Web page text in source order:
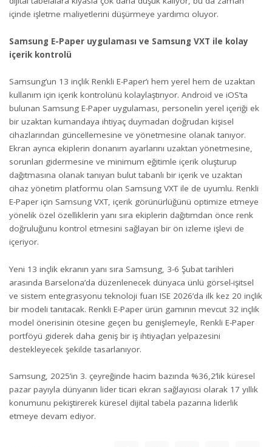
içinde işletme maliyetlerini düşürmeye yardımcı oluyor.
Samsung E-Paper uygulaması ve Samsung VXT ile kolay
içerik kontrolü
Samsung’un 13 inçlik Renkli E-Paper’ı hem yerel hem de uzaktan
kullanım için içerik kontrolünü kolaylaştırıyor. Android ve iOS’ta
bulunan Samsung E-Paper uygulaması, personelin yerel içeriği ek
bir uzaktan kumandaya ihtiyaç duymadan doğrudan kişisel
cihazlarından güncellemesine ve yönetmesine olanak tanıyor.
Ekran ayrıca ekiplerin donanım ayarlarını uzaktan yönetmesine,
sorunları gidermesine ve minimum eğitimle içerik oluşturup
dağıtmasına olanak tanıyan bulut tabanlı bir içerik ve uzaktan
cihaz yönetim platformu olan Samsung VXT ile de uyumlu. Renkli
E-Paper için Samsung VXT, içerik görünürlüğünü optimize etmeye
yönelik özel özelliklerin yanı sıra ekiplerin dağıtımdan önce renk
doğruluğunu kontrol etmesini sağlayan bir ön izleme işlevi de
içeriyor.
Yeni 13 inçlik ekranın yanı sıra Samsung, 3-6 Şubat tarihleri
arasında Barselona’da düzenlenecek dünyaca ünlü görsel-işitsel
ve sistem entegrasyonu teknoloji fuarı ISE 2026’da ilk kez 20 inçlik
bir modeli tanıtacak. Renkli E-Paper ürün gamının mevcut 32 inçlik
model önerisinin ötesine geçen bu genişlemeyle, Renkli E-Paper
portföyü giderek daha geniş bir iş ihtiyaçları yelpazesini
destekleyecek şekilde tasarlanıyor.
Samsung, 2025’in 3. çeyreğinde hacim bazında %36,2’lik küresel
pazar payıyla dünyanın lider ticari ekran sağlayıcısı olarak 17 yıllık
konumunu pekiştirerek küresel dijital tabela pazarına liderlik
etmeye devam ediyor.